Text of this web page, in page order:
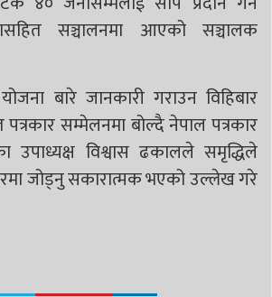
सञ्चालनमा आएको सञ्चालक
बारे जानकारी गराउन विहिबार
सम्मेलनमा बोल्दै नेपाल पत्रकार
उपाध्यक्ष विश्वास ढकालले समृद्धिले
जोड्नु सकारात्मक भएको उल्लेख गरे